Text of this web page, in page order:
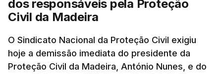
dos responsáveis pela Proteção
Civil da Madeira
O Sindicato Nacional da Proteção Civil exigiu
hoje a demissão imediata do presidente da
Proteção Civil da Madeira, António Nunes, e do